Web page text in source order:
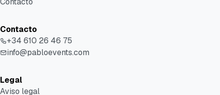
Contacto
+34 610 26 46 75
info@pabloevents.com
Legal
Aviso legal